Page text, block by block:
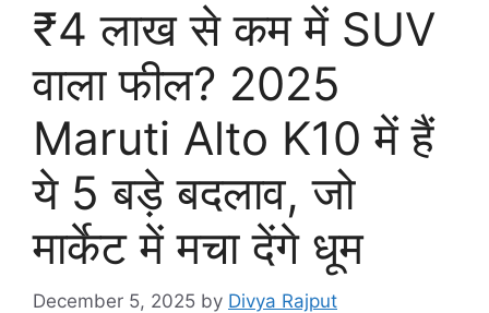
₹4 लाख से कम में SUV
वाला फील? 2025
Maruti Alto K10 में हैं
ये 5 बड़े बदलाव, जो
मार्केट में मचा देंगे धूम
December 5, 2025 by Divya Rajput